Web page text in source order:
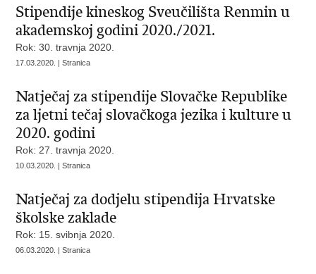
Stipendije kineskog Sveučilišta Renmin u
akademskoj godini 2020./2021.
Rok: 30. travnja 2020.
17.03.2020. | Stranica
Natječaj za stipendije Slovačke Republike
za ljetni tečaj slovačkoga jezika i kulture u
2020. godini
Rok: 27. travnja 2020.
10.03.2020. | Stranica
Natječaj za dodjelu stipendija Hrvatske
školske zaklade
Rok: 15. svibnja 2020.
06.03.2020. | Stranica